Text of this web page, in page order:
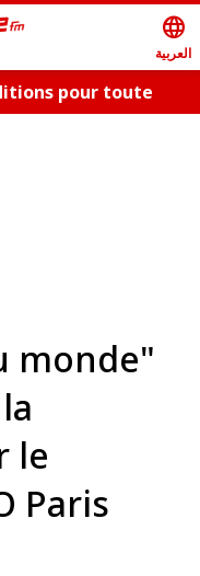
language
العربية
pour toute
monde"
le
Paris